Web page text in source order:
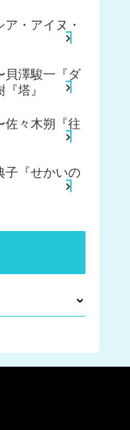
・アイヌ・
澤駿一『ダ
塔』
々木朔『往
『せかいの